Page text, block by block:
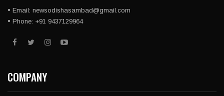
• Email: newsodishasambad@gmail.com
• Phone: +91 9437129964
COMPANY